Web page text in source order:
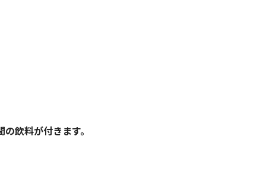
飲料が付きます。